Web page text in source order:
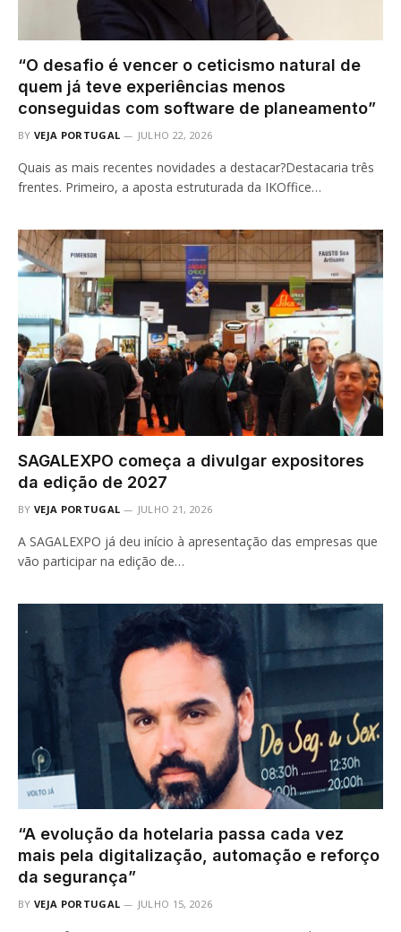
“O desafio é vencer o ceticismo natural de
quem já teve experiências menos
conseguidas com software de planeamento”
BY VEJA PORTUGAL JULHO 22, 2026
Quais as mais recentes novidades a destacar?Destacaria três
frentes. Primeiro, a aposta estruturada da IKOffice…
SAGALEXPO começa a divulgar expositores
da edição de 2027
BY VEJA PORTUGAL JULHO 21, 2026
A SAGALEXPO já deu início à apresentação das empresas que
vão participar na edição de…
“A evolução da hotelaria passa cada vez
mais pela digitalização, automação e reforço
da segurança”
BY VEJA PORTUGAL JULHO 15, 2026